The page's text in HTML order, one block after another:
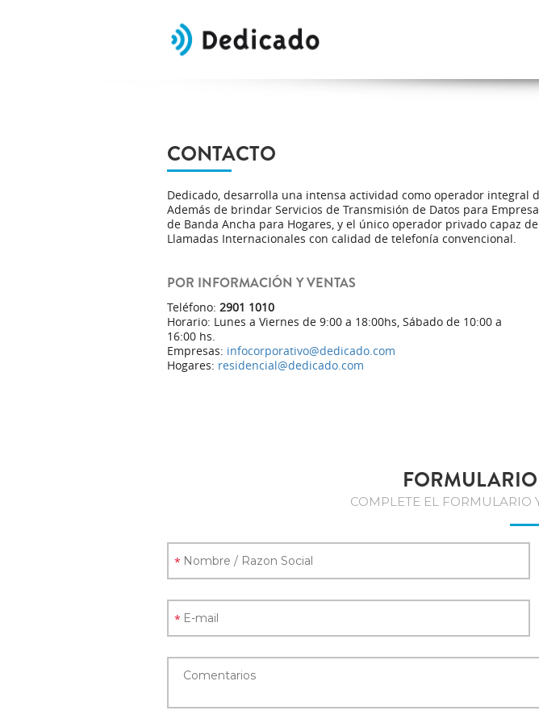
CONTACTO
Dedicado, desarrolla una intensa actividad como operador integral
Además de brindar Servicios de Transmisión de Datos para
de Banda Ancha para Hogares, y el único operador privado capaz
Llamadas Internacionales con calidad de telefonía convencional.
POR INFORMACIÓN Y VENTAS
Teléfono: 2901 1010
Horario: Lunes a Viernes de 9:00 a 18:00hs, Sábado de 10:00 a
16:00 hs.
Empresas: infocorporativo@dedicado.com
Hogares: residencial@dedicado.com
COMPLETE EL FORMULARIO
*
*